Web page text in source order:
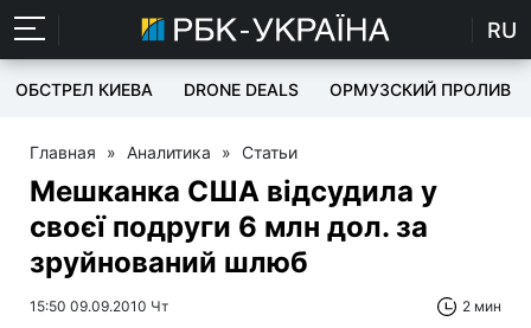
RU
ОБСТРЕЛ КИЕВА DRONE DEALS ОРМУЗСКИЙ ПРОЛИВ
Главная » Аналитика » Статьи
Мешканка США відсудила у
своєї подруги 6 млн дол. за
зруйнований шлюб
15:50 09.09.2010 Чт 2 мин